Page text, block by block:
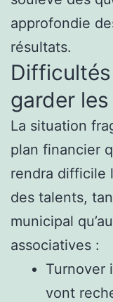
approfondie
résultats.
garder
La situation
plan financier
rendra difficile
des talents,
municipal
associatives :
Turnover
vont